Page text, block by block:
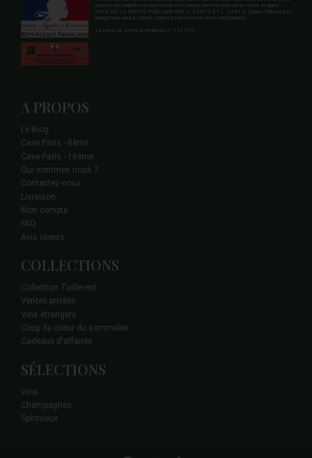
preuve de majorité de l'acheteur est exigée au moment de la vente en ligne.
CODE DE LA SANTE PUBLIQUE ART. L 3342-1 ET L. 3353-3 L'abus d'alcool est
dangereux pour la santé. Sachez consommer avec modération.
Licence de vente à emporter n°131110.
A PROPOS
Le Blog
Cave Paris - 8ème
Cave Paris - 16ème
Qui sommes nous ?
Contactez-nous
Livraison
Mon compte
FAQ
Avis clients
COLLECTIONS
Collection Taillevent
Ventes privées
Vins étrangers
Coup de coeur du sommelier
Cadeaux d'affaires
SÉLECTIONS
Vins
Champagnes
Spiritueux